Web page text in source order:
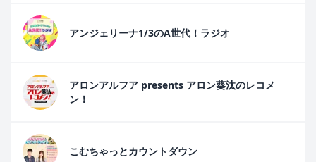
アンジェリーナ1/3のA世代！ラジオ
アロンアルフア presents アロン葵汰のレコメ
ン！
こむちゃっとカウントダウン